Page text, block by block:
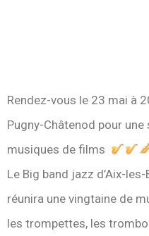
Rendez-vous le 23 mai à
Pugny-Châtenod pour
musiques de films
Le Big band jazz d’Aix-
réunira une vingtaine de
les trompettes, les